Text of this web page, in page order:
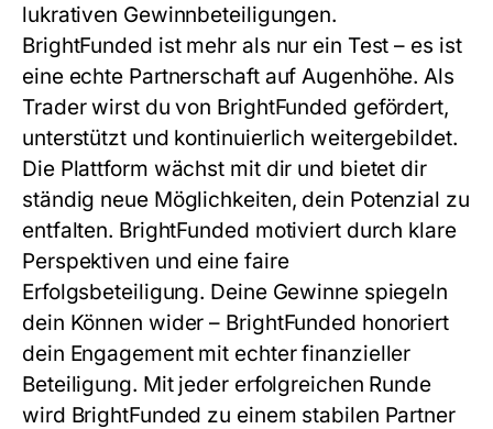
lukrativen Gewinnbeteiligungen.
BrightFunded ist mehr als nur ein Test – es ist
eine echte Partnerschaft auf Augenhöhe. Als
Trader wirst du von BrightFunded gefördert,
unterstützt und kontinuierlich weitergebildet.
Die Plattform wächst mit dir und bietet dir
ständig neue Möglichkeiten, dein Potenzial zu
entfalten. BrightFunded motiviert durch klare
Perspektiven und eine faire
Erfolgsbeteiligung. Deine Gewinne spiegeln
dein Können wider – BrightFunded honoriert
dein Engagement mit echter finanzieller
Beteiligung. Mit jeder erfolgreichen Runde
wird BrightFunded zu einem stabilen Partner